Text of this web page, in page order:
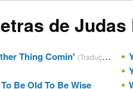
de Judas
Thing Comin' (Tradução)
Be Old To Be Wise